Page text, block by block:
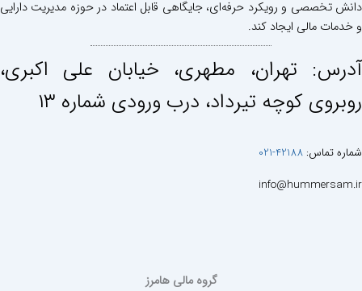
دانش تخصصی و رویکرد حرفه‌ای، جایگاهی قابل اعتماد در حوزه مدیریت دارایی
و خدمات مالی ایجاد کند.
آدرس: تهران، مطهری، خيابان علی اكبری،
روبروی كوچه تيرداد، درب ورودی شماره ١٣
شماره تماس: 42188-021
info@hummersam.ir
گروه مالی هامرز